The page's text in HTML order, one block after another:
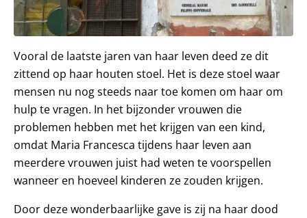
Vooral de laatste jaren van haar leven deed ze dit
zittend op haar houten stoel. Het is deze stoel waar
mensen nu nog steeds naar toe komen om haar om
hulp te vragen. In het bijzonder vrouwen die
problemen hebben met het krijgen van een kind,
omdat Maria Francesca tijdens haar leven aan
meerdere vrouwen juist had weten te voorspellen
wanneer en hoeveel kinderen ze zouden krijgen.
Door deze wonderbaarlijke gave is zij na haar dood